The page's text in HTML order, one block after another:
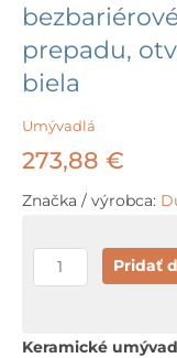
prepadu,
biela
Umývadlá
273,88 €
Značka / výrobca:
množstvo
Duravit
Umývadlo
Pridať
Keramické